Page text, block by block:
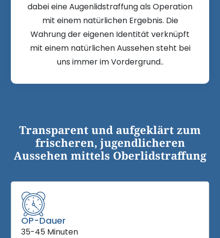
dabei eine Augenlidstraffung als Operation
mit einem natürlichen Ergebnis. Die
Wahrung der eigenen Identität verknüpft
mit einem natürlichen Aussehen steht bei
uns immer im Vordergrund..
Transparent und aufgeklärt zum
frischeren, jugendlicheren
Aussehen mittels Oberlidstraffung
OP-Dauer
35-45 Minuten